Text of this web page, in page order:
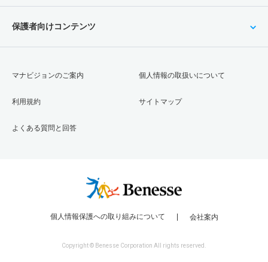
保護者向けコンテンツ
マナビジョンのご案内
利用規約
よくある質問と回答
個人情報の取扱いについて
サイトマップ
個人情報保護への取り組みについて 会社案内
Copyright © Benesse Corporation All rights reserved.